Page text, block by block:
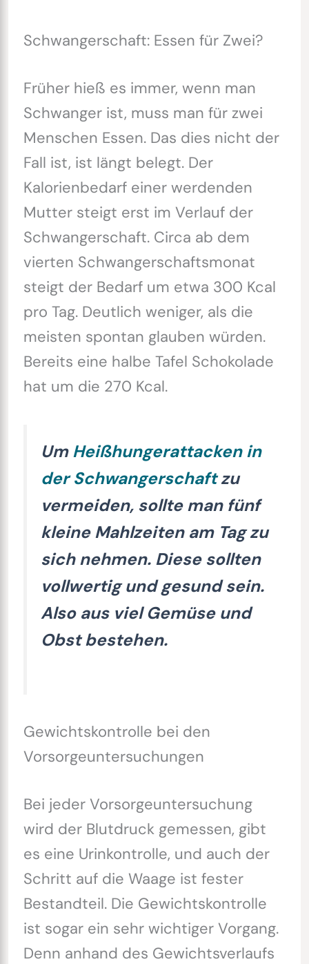
Schwangerschaft: Essen für Zwei?
Früher hieß es immer, wenn man
Schwanger ist, muss man für zwei
Menschen Essen. Das dies nicht der
Fall ist, ist längt belegt. Der
Kalorienbedarf einer werdenden
Mutter steigt erst im Verlauf der
Schwangerschaft. Circa ab dem
vierten Schwangerschaftsmonat
steigt der Bedarf um etwa 300 Kcal
pro Tag. Deutlich weniger, als die
meisten spontan glauben würden.
Bereits eine halbe Tafel Schokolade
hat um die 270 Kcal.
UmHeißhungerattacken in
der Schwangerschaftzu
vermeiden, sollte man fünf
kleine Mahlzeiten am Tag zu
sich nehmen. Diese sollten
vollwertig und gesund sein.
Also aus viel Gemüse und
Obst bestehen.
Gewichtskontrolle bei den
Vorsorgeuntersuchungen
Bei jeder Vorsorgeuntersuchung
wird der Blutdruck gemessen, gibt
es eine Urinkontrolle, und auch der
Schritt auf die Waage ist fester
Bestandteil. Die Gewichtskontrolle
ist sogar ein sehr wichtiger Vorgang.
Denn anhand des Gewichtsverlaufs